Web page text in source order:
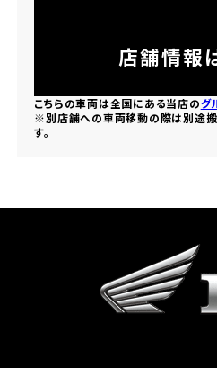
店舗情報
こちらの車両は全国にある当店のグ
※別店舗への車両移動の際は別途
す。